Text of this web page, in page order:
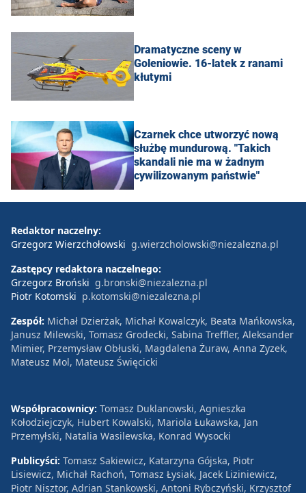
Dramatyczne sceny w
Goleniowie. 16-latek z ranami
kłutymi
Czarnek chce utworzyć nową
służbę mundurową. "Takich
skandali nie ma w żadnym
cywilizowanym państwie"
Redaktor naczelny:
Grzegorz Wierzchołowski g.wierzcholowski@niezalezna.pl
Zastępcy redaktora naczelnego:
Grzegorz Broński g.bronski@niezalezna.pl
Piotr Kotomski p.kotomski@niezalezna.pl
Zespół: Michał Dzierżak, Michał Kowalczyk, Beata Mańkowska,
Janusz Milewski, Tomasz Grodecki, Sabina Treffler, Aleksander
Mimier, Przemysław Obłuski, Magdalena Żuraw, Anna Zyzek,
Mateusz Mol, Mateusz Święcicki
Współpracownicy: Tomasz Duklanowski, Agnieszka
Kołodziejczyk, Hubert Kowalski, Mariola Łukawska, Jan
Przemyłski, Natalia Wasilewska, Konrad Wysocki
Publicyści: Tomasz Sakiewicz, Katarzyna Gójska, Piotr
Lisiewicz, Michał Rachoń, Tomasz Łysiak, Jacek Liziniewicz,
Piotr Nisztor, Adrian Stankowski, Antoni Rybczyński, Krzysztof